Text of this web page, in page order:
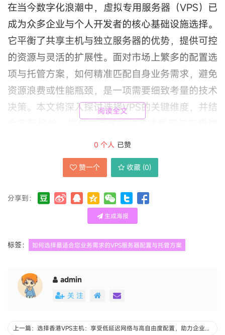
在当今数字化浪潮中，虚拟专用服务器（VPS）已
成为众多企业与个人开发者的核心基础设施选择。
它平衡了共享主机与独立服务器的优势，提供可控
的资源与灵活的扩展性。面对市场上繁多的配置选
项与托管方案，如何精准匹配自身业务需求，避免
资源浪费或性能瓶颈，是一项需要细致考量的技术
决策。本文将深入探讨选择VPS的关键维度，并结
合实际经验，提供一套系统的评估框架与实操建
明确业务需求是决策的基石。业务类型直接影响对
计算资源、存储与网络的要求。例如，一个内容管
理系统（如WordPress）初期可能仅需单核
CPU、1GB内存与20GB SSD存储，但若涉及高流
量电商或多媒体处理，则需多核CPU、大内存与
MongoDB）对内存与磁盘I/O更为敏感，而流媒
体或游戏服务器则依赖高带宽与低延迟网络。因
趋势及用户地理分布。例如，若用户主要集中在亚
阅读全文
0 个人 已赞
赞一个 收藏 (0)
分享到：
生成海报
标签： 如何选择最适合您业务需求的VPS服务器配置与托管方案
admin
关 注
上一篇：选择香港VPS主机：享受低延迟网络与高自由度配置，助力企业全球拓展